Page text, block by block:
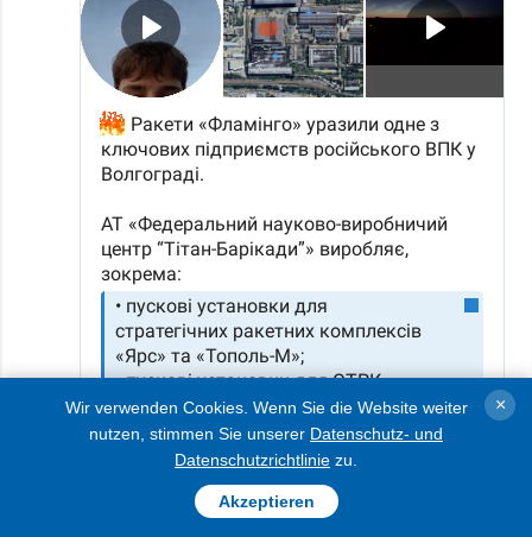
Wir verwenden Cookies. Wenn Sie die Website weiter
nutzen, stimmen Sie unserer Datenschutz- und
Datenschutzrichtlinie zu.
Akzeptieren
×